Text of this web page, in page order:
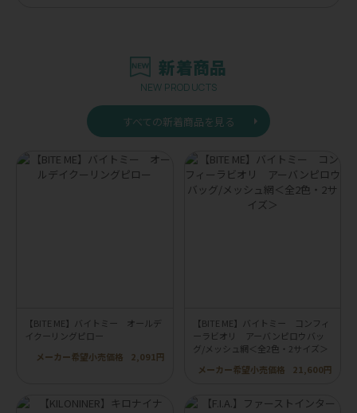
新着商品
NEW PRODUCTS
すべての新着商品を見る
【BITE ME】バイトミー オールデ
イクーリングピロー
メーカー希望小売価格
2,091円
【BITE ME】バイトミー コンフィ
ーラビオリ アーバンピロウバッ
グ/メッシュ網＜全2色・2サイズ＞
メーカー希望小売価格
21,600円